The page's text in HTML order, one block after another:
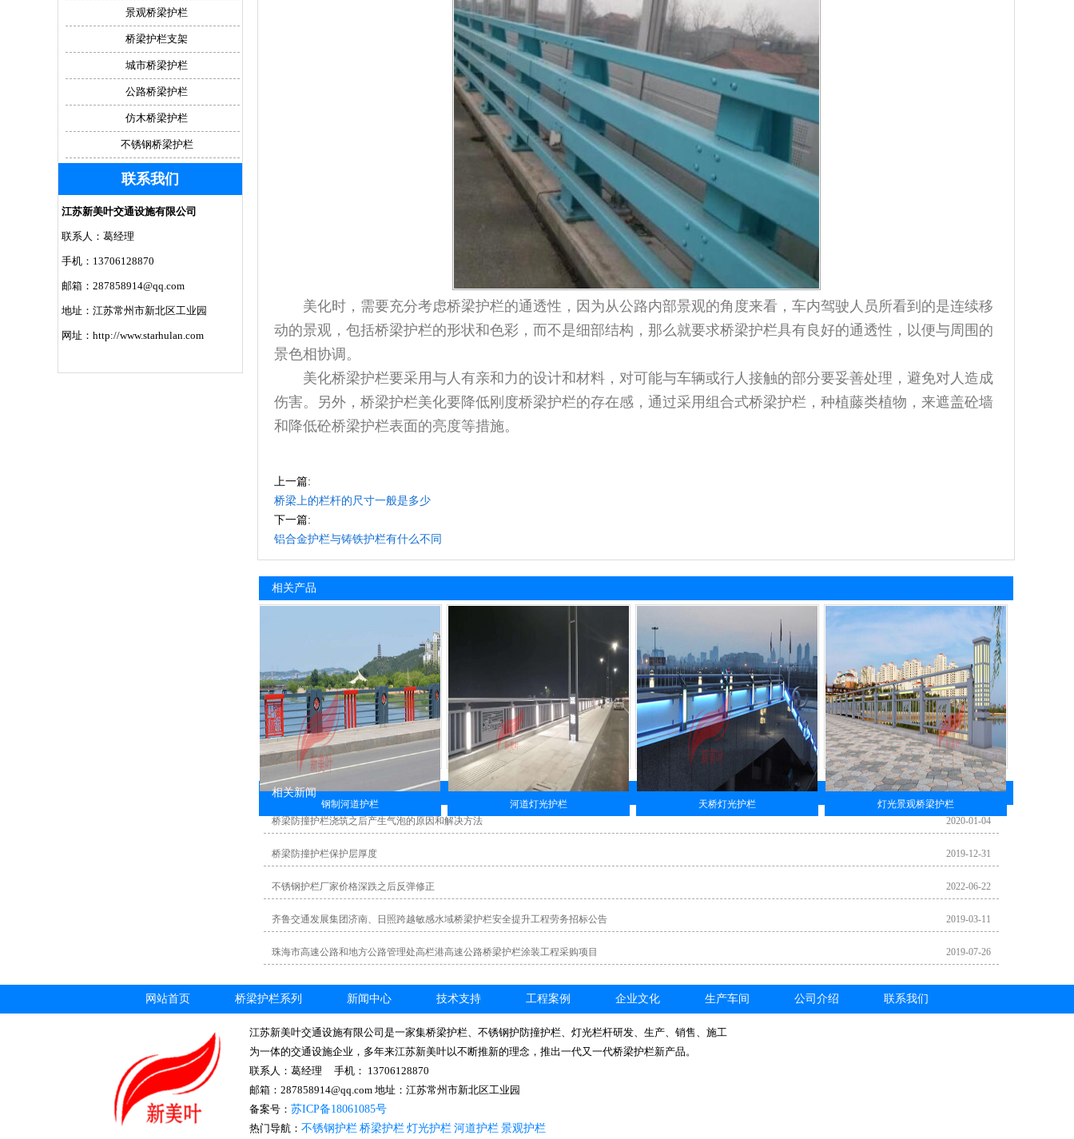
美化时，需要充分考虑桥梁护栏的通透性，因为从公路内部景观的角度来看，车内驾驶人员所看到的是连续移
动的景观，包括桥梁护栏的形状和色彩，而不是细部结构，那么就要求桥梁护栏具有良好的通透性，以便与周围的
景色相协调。
美化桥梁护栏要采用与人有亲和力的设计和材料，对可能与车辆或行人接触的部分要妥善处理，避免对人造成
伤害。另外，桥梁护栏美化要降低刚度桥梁护栏的存在感，通过采用组合式桥梁护栏，种植藤类植物，来遮盖砼墙
和降低砼桥梁护栏表面的亮度等措施。
上一篇:
桥梁上的栏杆的尺寸一般是多少
下一篇:
铝合金护栏与铸铁护栏有什么不同
相关产品
钢制河道护栏 河道灯光护栏 天桥灯光护栏 灯光景观桥梁护栏
相关新闻
2020-01-04
桥梁防撞护栏浇筑之后产生气泡的原因和解决方法
2019-12-31
桥梁防撞护栏保护层厚度
2022-06-22
不锈钢护栏厂家价格深跌之后反弹修正
2019-03-11
齐鲁交通发展集团济南、日照跨越敏感水域桥梁护栏安全提升工程劳务招标公告
2019-07-26
珠海市高速公路和地方公路管理处高栏港高速公路桥梁护栏涂装工程采购项目
景观桥梁护栏
桥梁护栏支架
城市桥梁护栏
公路桥梁护栏
仿木桥梁护栏
不锈钢桥梁护栏
联系我们
江苏新美叶交通设施有限公司
联系人：葛经理
手机：13706128870
邮箱：287858914@qq.com
地址：江苏常州市新北区工业园
网址：http://www.starhulan.com
网站首页 桥梁护栏系列 新闻中心 技术支持 工程案例 企业文化 生产车间 公司介绍 联系我们
江苏新美叶交通设施有限公司是一家集桥梁护栏、不锈钢护防撞护栏、灯光栏杆研发、生产、销售、施工
为一体的交通设施企业，多年来江苏新美叶以不断推新的理念，推出一代又一代桥梁护栏新产品。
联系人：葛经理 手机： 13706128870
邮箱：287858914@qq.com 地址：江苏常州市新北区工业园
备案号： 苏ICP备18061085号
热门导航： 不锈钢护栏 桥梁护栏 灯光护栏 河道护栏 景观护栏